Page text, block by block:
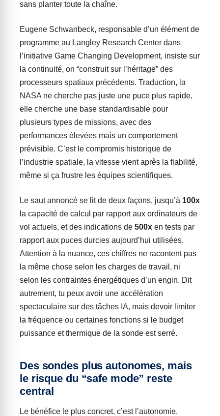
sans planter toute la chaîne.
Eugene Schwanbeck, responsable d’un élément de
programme au Langley Research Center dans
l’initiative Game Changing Development, insiste sur
la continuité, on “construit sur l’héritage” des
processeurs spatiaux précédents. Traduction, la
NASA ne cherche pas juste une puce plus rapide,
elle cherche une base standardisable pour
plusieurs types de missions, avec des
performances élevées mais un comportement
prévisible. C’est le compromis historique de
l’industrie spatiale, la vitesse vient après la fiabilité,
même si ça frustre les équipes scientifiques.
Le saut annoncé se lit de deux façons, jusqu’à 100x
la capacité de calcul par rapport aux ordinateurs de
vol actuels, et des indications de 500x en tests par
rapport aux puces durcies aujourd’hui utilisées.
Attention à la nuance, ces chiffres ne racontent pas
la même chose selon les charges de travail, ni
selon les contraintes énergétiques d’un engin. Dit
autrement, tu peux avoir une accélération
spectaculaire sur des tâches IA, mais devoir limiter
la fréquence ou certaines fonctions si le budget
puissance et thermique de la sonde est serré.
Des sondes plus autonomes, mais
le risque du “safe mode” reste
central
Le bénéfice le plus concret, c’est l’autonomie.